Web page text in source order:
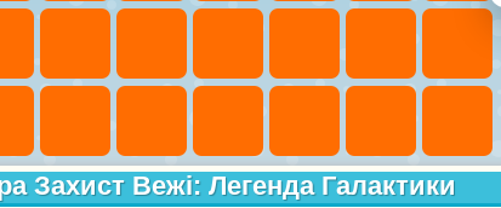
Захист Вежі: Легенда Галактики